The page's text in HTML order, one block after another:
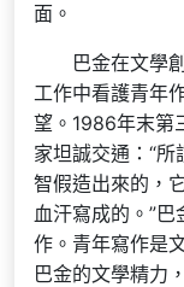
面。
巴金在文學
工作中看護青年
望。1986年末第
家坦誠交通：“
智假造出來的，
血汗寫成的。”
作。青年寫作是
巴金的文學精力